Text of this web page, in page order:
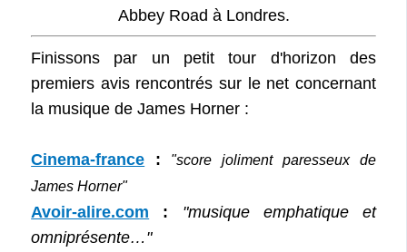
Abbey Road à Londres.
Finissons par un petit tour d'horizon des
premiers avis rencontrés sur le net concernant
la musique de James Horner :
Cinema-france :
"score joliment paresseux de
James Horner"
Avoir-alire.com :
"musique emphatique et
omniprésente…"